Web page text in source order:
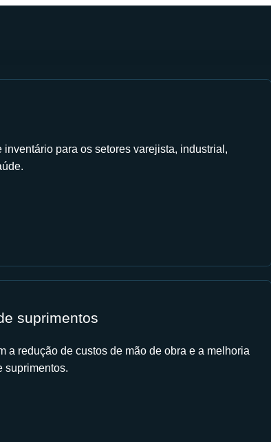
para os setores varejista, industrial,
suprimentos
a redução de custos de mão de obra e a melhoria
suprimentos.